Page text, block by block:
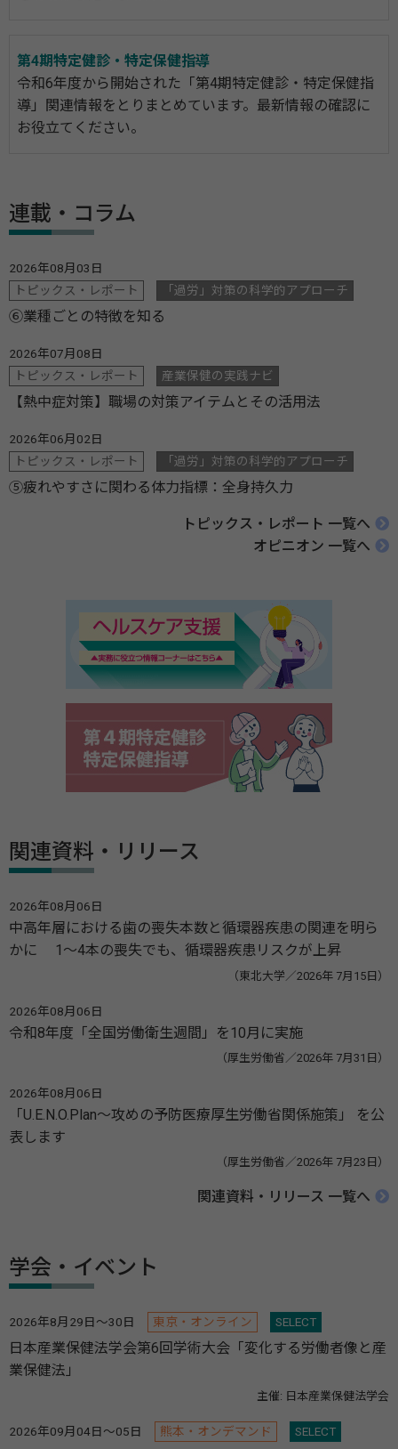
第4期特定健診・特定保健指導
令和6年度から開始された「第4期特定健診・特定保健指
導」関連情報をとりまとめています。最新情報の確認に
お役立てください。
連載・コラム
2026年08月03日
トピックス・レポート
「過労」対策の科学的アプローチ
⑥業種ごとの特徴を知る
2026年07月08日
トピックス・レポート
産業保健の実践ナビ
【熱中症対策】職場の対策アイテムとその活用法
2026年06月02日
トピックス・レポート
「過労」対策の科学的アプローチ
⑤疲れやすさに関わる体力指標：全身持久力
トピックス・レポート 一覧へ
オピニオン 一覧へ
関連資料・リリース
2026年08月06日
中高年層における歯の喪失本数と循環器疾患の関連を明ら
かに 1～4本の喪失でも、循環器疾患リスクが上昇
（東北大学／2026年 7月15日）
2026年08月06日
令和8年度「全国労働衛生週間」を10月に実施
（厚生労働省／2026年 7月31日）
2026年08月06日
「U.E.N.O.Plan～攻めの予防医療厚生労働省関係施策」 を公
表します
（厚生労働省／2026年 7月23日）
関連資料・リリース 一覧へ
学会・イベント
2026年8月29日～30日 東京・オンライン SELECT
日本産業保健法学会第6回学術大会「変化する労働者像と産
業保健法」
主催: 日本産業保健法学会
2026年09月04日～05日 熊本・オンデマンド SELECT